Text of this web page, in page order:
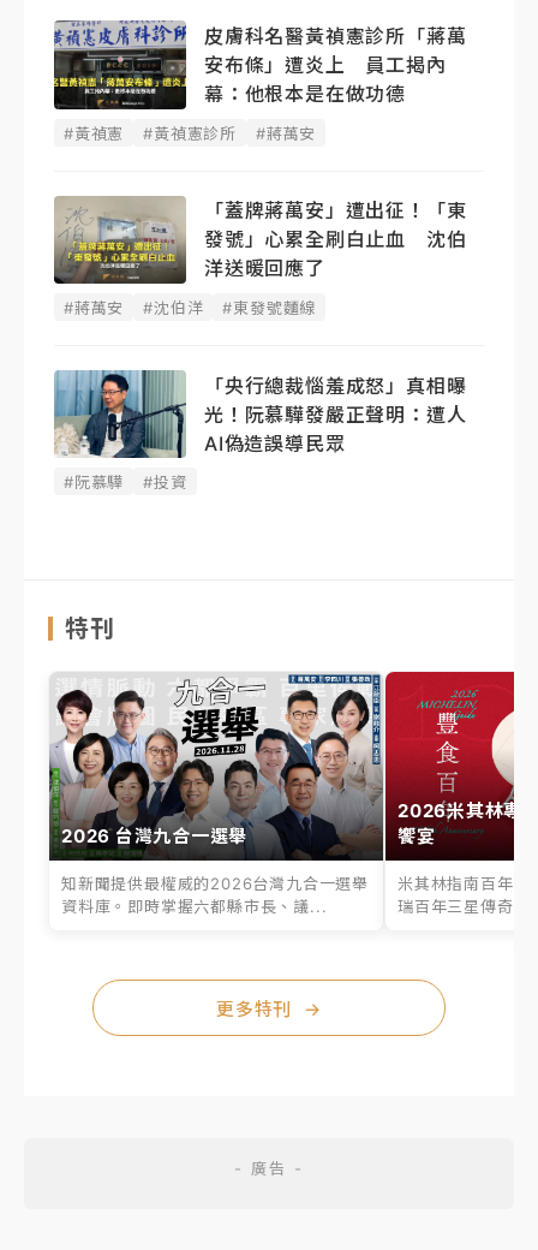
皮膚科名醫黃禎憲診所「蔣萬
安布條」遭炎上 員工揭內
幕：他根本是在做功德
#黃禎憲 #黃禎憲診所 #蔣萬安
「蓋牌蔣萬安」遭出征！「東
發號」心累全刷白止血 沈伯
洋送暖回應了
#蔣萬安 #沈伯洋 #東發號麵線
「央行總裁惱羞成怒」真相曝
光！阮慕驊發嚴正聲明： 遭人
AI偽造誤導民眾
#阮慕驊 #投資
特刊
2026 台灣九合一選舉
知新聞提供最權威的2026台灣九合一選舉
資料庫。即時掌握六都縣市長、議...
2026米其林專
饗宴
米其林指南百年之
瑞百年三星傳奇、
更多特刊 →